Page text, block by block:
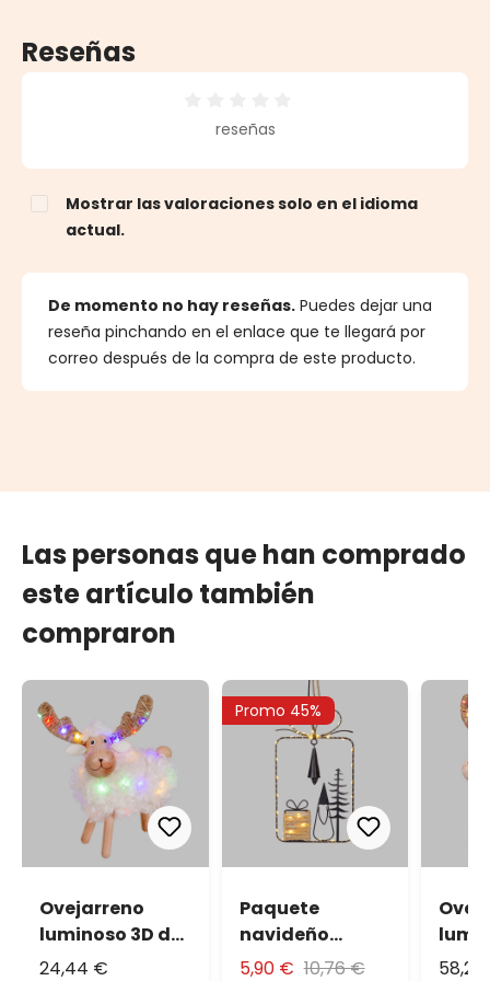
Reseñas
Calificación promedio de 0 de 5 estrellas
reseñas
Mostrar las valoraciones solo en el idioma
actual.
De momento no hay reseñas. Puedes dejar una
reseña pinchando en el enlace que te llegará por
correo después de la compra de este producto.
Las personas que han comprado
este artículo también
compraron
Ovejarreno
luminoso 3D de
madera a pilas,
24,44 €
Promo 45%
Paquete
navideño
colgante a
5,90 € 10,76 €